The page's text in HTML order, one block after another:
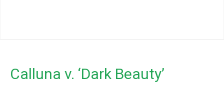
Calluna v. ‘Dark Beauty’